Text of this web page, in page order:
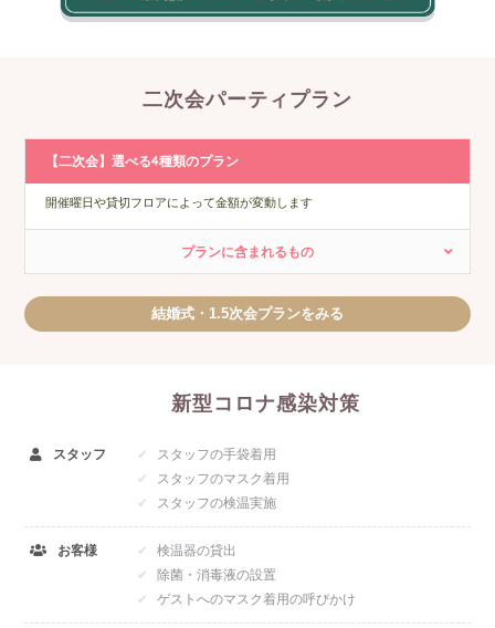
二次会パーティプラン
【二次会】選べる4種類のプラン
開催曜日や貸切フロアによって金額が変動します
プランに含まれるもの
結婚式・1.5次会プランをみる
新型コロナ感染対策
スタッフ
スタッフの手袋着用
スタッフのマスク着用
スタッフの検温実施
お客様
検温器の貸出
除菌・消毒液の設置
ゲストへのマスク着用の呼びかけ